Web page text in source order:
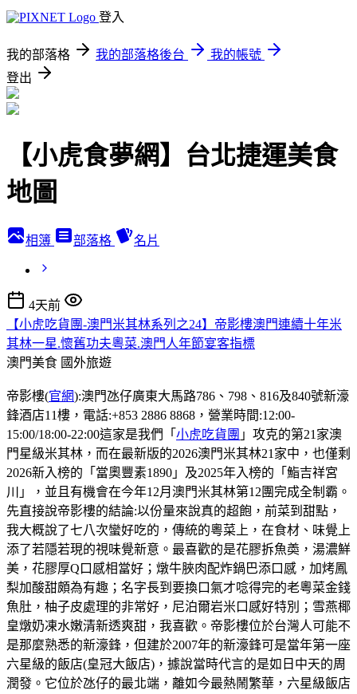
登入
我的部落格 我的部落格後台
我的帳號
登出
【小虎食夢網】台北捷運美食
地圖
相簿 部落格 名片
4天前
【小虎吃貨團-澳門米其林系列之24】帝影樓澳門連續十年米
其林一星.懷舊功夫粵菜.澳門人年節宴客指標
澳門美食 國外旅遊
帝影樓(官網):澳門氹仔廣東大馬路786、798、816及840號新濠
鋒酒店11樓，電話:+853 2886 8868，營業時間:12:00-
15:00/18:00-22:00這家是我們「 小虎吃貨團 」攻克的第21家澳
門星級米其林，而在最新版的2026澳門米其林21家中，也僅剩
2026新入榜的「當奧豐素1890」及2025年入榜的「鮨吉祥宮
川」，並且有機會在今年12月澳門米其林第12團完成全制霸。
先直接說帝影樓的結論:以份量來說真的超飽，前菜到甜點，
我大概說了七八次蠻好吃的，傳統的粵菜上，在食材、味覺上
添了若隱若現的視味覺新意。最喜歡的是花膠拆魚𡙡，湯濃鮮
美，花膠厚Q口感相當好；燉牛脥肉配炸鍋巴添口感，加烤鳳
梨加酸甜頗為有趣；名字長到要換口氣才唸得完的老粵菜金錢
魚肚，柚子皮處理的非常好，尼泊爾岩米口感好特別；雪燕椰
皇燉奶凍水嫩清新透爽甜，我喜歡。帝影樓位於台灣人可能不
是那麼熟悉的新濠鋒，但建於2007年的新濠鋒可是當年第一座
六星級的飯店(皇冠大飯店)，據說當時代言的是如日中天的周
潤發。它位於氹仔的最北端，離如今最熱鬧繁華，六星級飯店